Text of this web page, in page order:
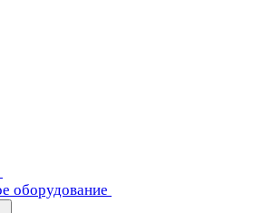
оборудование